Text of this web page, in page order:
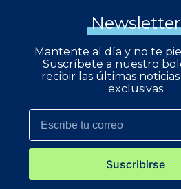
Newsletter
Mantente al día y no te
Suscríbete a nuestro
recibir las últimas
exclusivas
Suscribirse